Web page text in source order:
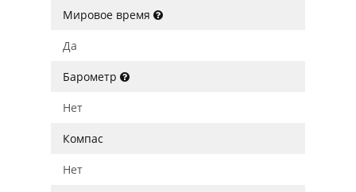
Мировое время
Да
Барометр
Нет
Компас
Нет